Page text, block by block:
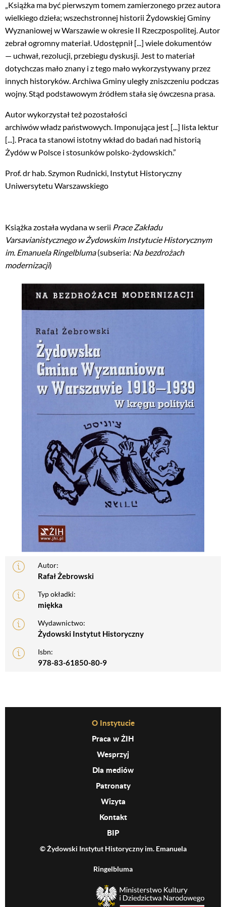
„Książka ma być pierwszym tomem zamierzonego przez autora
wielkiego dzieła; wszechstronnej historii Żydowskiej Gminy
Wyznaniowej w Warszawie w okresie II Rzeczpospolitej. Autor
zebrał ogromny materiał. Udostępnił [...] wiele dokumentów
— uchwał, rezolucji, przebiegu dyskusji. Jest to materiał
dotychczas mało znany i z tego mało wykorzystywany przez
innych historyków. Archiwa Gminy uległy zniszczeniu podczas
wojny. Stąd podstawowym źródłem stała się ówczesna prasa.
Autor wykorzystał też pozostałości
archiwów władz państwowych. Imponująca jest [...] lista lektur
[...]. Praca ta stanowi istotny wkład do badań nad historią
Żydów w Polsce i stosunków polsko-żydowskich.”
Prof. dr hab. Szymon Rudnicki, Instytut Historyczny
Uniwersytetu Warszawskiego
Książka została wydana w serii Prace Zakładu
Varsavianistycznego w Żydowskim Instytucie Historycznym
im. Emanuela Ringelbluma(subseria: Na bezdrożach
modernizacji)
Autor:
Rafał Żebrowski
Typ okładki:
miękka
Wydawnictwo:
Żydowski Instytut Historyczny
Isbn:
978-83-61850-80-9
Before Footer MenuO Instytucie
Praca w ŻIH
Wesprzyj
Dla mediów
Patronaty
Wizyta
Kontakt
BIP
© Żydowski Instytut Historyczny im. Emanuela
Ringelbluma